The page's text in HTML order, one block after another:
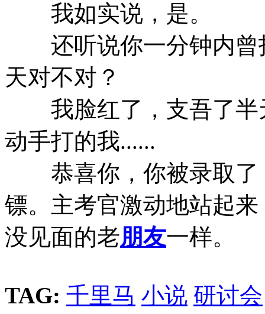
我如实说，是。
还听说你一分钟内曾
天对不对？
我脸红了，支吾了半
动手打的我......
恭喜你，你被录取了
镖。主考官激动地站起
没见面的老朋友一样。
TAG: 千里马 小说 研讨会